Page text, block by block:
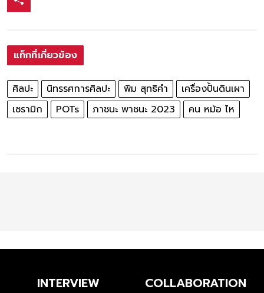
แท็กที่เกี่ยวข้อง
ศิลปะ นิทรรศการศิลปะ พิม สุทธิคำ
เครื่องปั้นดินเผา
เซรามิก
POTs ภาชนะ พาชนะ 2023 คน หม้อ ไห
INTERVIEW COLLABORATION